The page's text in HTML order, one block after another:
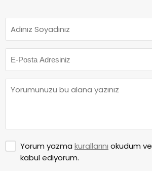
Yorum yazma kurallarını okudum ve
kabul ediyorum.